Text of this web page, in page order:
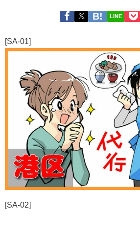
LINE
[SA-01]
[SA-02]